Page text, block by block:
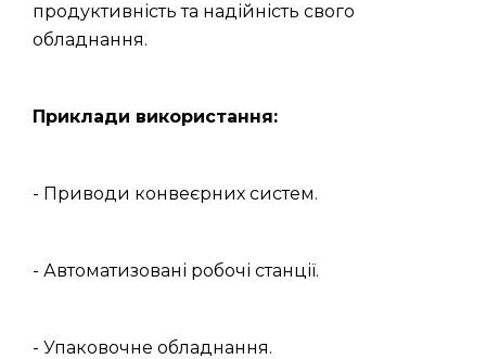
продуктивність та надійність свого
обладнання.
Приклади використання:
- Приводи конвеєрних систем.
- Автоматизовані робочі станції.
- Упаковочне обладнання.